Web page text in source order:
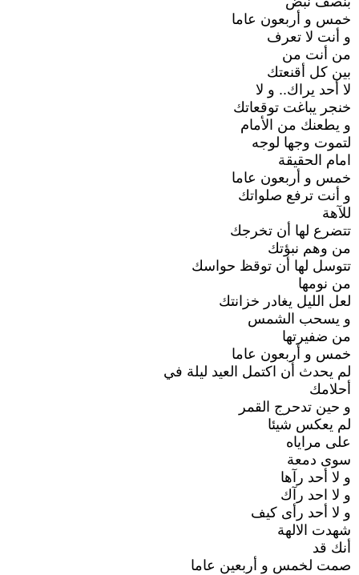
خمس و أربعون عاما
و أنت لا تعرف
من أنت من
بين كل أقنعتك
لا أحد يراك.. و لا
خنجر يباغت توقعاتك
و يطعنك من الأمام
لتموت وجها لوجه
امام الحقيقة
خمس و أربعون عاما
و أنت ترفع صلواتك
للآهة
تتضرع لها أن تخرجك
من وهم نبؤتك
تتوسل لها أن توقظ حواسك
من نومها
لعل الليل يغادر خزانتك
و يسحب الشمس
من ضفيرتها
خمس و أربعون عاما
لم يحدث أن اكتمل العيد ليلة في
أحلامك
و حين تدحرج القمر
لم يعكس شيئا
على مراياه
سوى دمعة
و لا أحد رآها
و لا احد رآك
و لا أحد رأى كيف
شهدت الالهة
أنك قد
صمت لخمس و أربعين عاما